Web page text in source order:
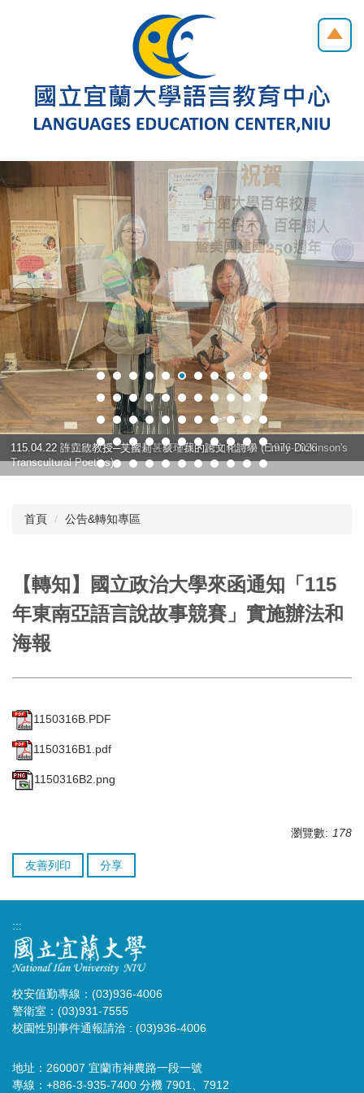
115.04.22 許立欣教授─艾蜜莉・荻瑾蓀的跨文化詩學 (Emily Dickinson's
Transcultural Poetics)
115.04.22 張四德教授─美國是甚麼？我的認知和體驗：1976-2026
首頁 公告&轉知專區
【轉知】國立政治大學來函通知「115
年東南亞語言說故事競賽」實施辦法和
海報
1150316B.PDF
1150316B1.pdf
1150316B2.png
瀏覽數: 178
友善列印 分享
:::
校安值勤專線：(03)936-4006
警衛室：(03)931-7555
校園性別事件通報請洽 : (03)936-4006
地址：260007 宜蘭市神農路一段一號
專線：+886-3-935-7400 分機 7901、7912